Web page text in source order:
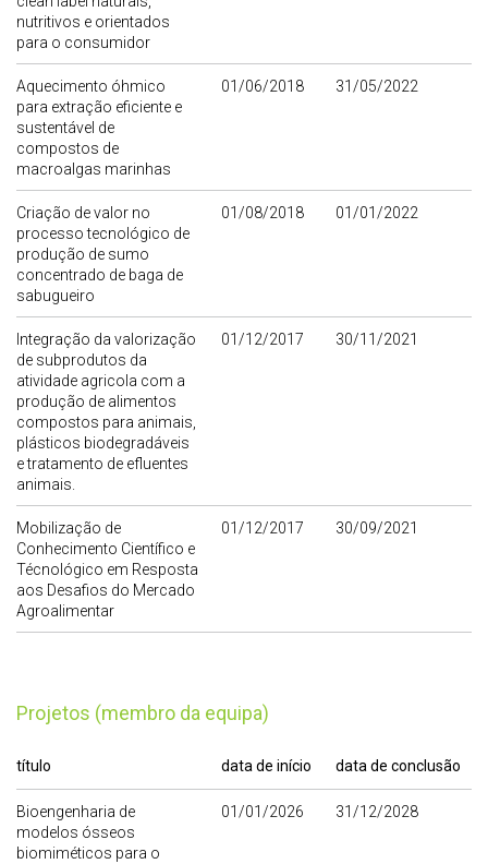
nutritivos e orientados
para o consumidor
Aquecimento óhmico
para extração eficiente e
sustentável de
compostos de
macroalgas marinhas
01/06/2018 31/05/2022
Criação de valor no
processo tecnológico de
produção de sumo
concentrado de baga de
sabugueiro
01/08/2018 01/01/2022
Integração da valorização
de subprodutos da
atividade agricola com a
produção de alimentos
compostos para animais,
plásticos biodegradáveis
e tratamento de efluentes
animais.
01/12/2017 30/11/2021
Mobilização de
Conhecimento Científico e
Técnológico em Resposta
aos Desafios do Mercado
Agroalimentar
01/12/2017 30/09/2021
Projetos (membro da equipa)
título data de início data de conclusão
Bioengenharia de
modelos ósseos
biomiméticos para o
01/01/2026 31/12/2028